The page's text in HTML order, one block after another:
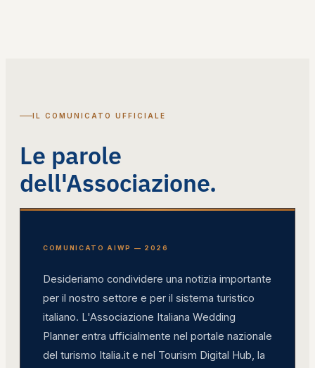
IL COMUNICATO UFFICIALE
Le parole
dell'Associazione.
COMUNICATO AIWP — 2026
Desideriamo condividere una notizia importante
per il nostro settore e per il sistema turistico
italiano. L'Associazione Italiana Wedding
Planner entra ufficialmente nel portale nazionale
del turismo Italia.it e nel Tourism Digital Hub, la